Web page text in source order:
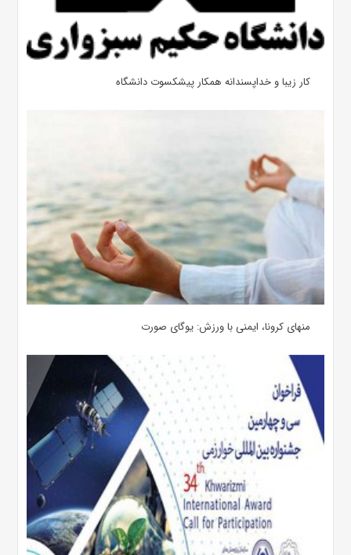
کار زیبا و خداپسندانه همکار پیشکسوت دانشگاه
منهای کرونا، ایمنی با ورزش: یوگای صورت